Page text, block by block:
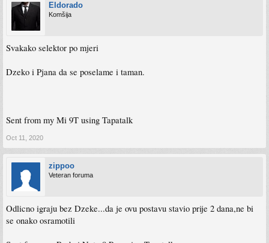
Eldorado
Komšija
Svakako selektor po mjeri
Dzeko i Pjana da se poselame i taman.
Sent from my Mi 9T using Tapatalk
Oct 11, 2020
zippoo
Veteran foruma
Odlicno igraju bez Dzeke...da je ovu postavu stavio prije 2 dana,ne bi
se onako osramotili